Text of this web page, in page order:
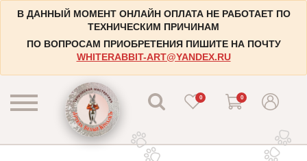
В ДАННЫЙ МОМЕНТ ОНЛАЙН ОПЛАТА НЕ РАБОТАЕТ ПО
ТЕХНИЧЕСКИМ ПРИЧИНАМ
ПО ВОПРОСАМ ПРИОБРЕТЕНИЯ ПИШИТЕ НА ПОЧТУ
WHITERABBIT-ART@YANDEX.RU
0 0